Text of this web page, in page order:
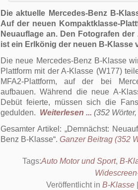
Die aktuelle Mercedes-Benz B-
Auf der neuen Kompaktklasse-
Neuauflage an. Den Fotografen
ist ein Erlkönig der neuen B-Klasse
Die neue Mercedes-Benz B-Klasse
Plattform mit der A-Klasse (W177)
MFA2-Plattform, auf der bei
aufbauen. Während die neue A-
Debüt feierte, müssen sich die
gedulden. Weiterlesen ... (352
Gesamter Artikel:
Demnächst:
Benz B-Klasse . Ganzer Beitrag (352
Tags:Auto Motor und Sport, B-
Veröffentlicht in B-Klasse